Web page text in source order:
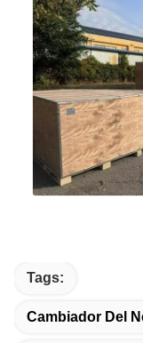
Tags:
Cambiador Del